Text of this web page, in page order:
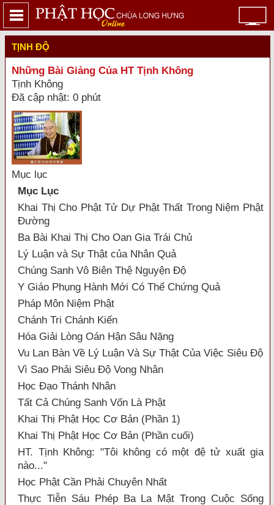
TỊNH ĐỘ
Những Bài Giảng Của HT Tịnh Không
Tịnh Không
Đã cập nhật: 0 phút
Mục lục
Mục Lục
Khai Thị Cho Phật Tử Dự Phật Thất Trong Niệm Phật
Ðường
Ba Bài Khai Thị Cho Oan Gia Trái Chủ
Lý Luận và Sự Thật của Nhân Quả
Chúng Sanh Vô Biên Thệ Nguyện Độ
Y Giáo Phụng Hành Mới Có Thể Chứng Quả
Pháp Môn Niệm Phật
Chánh Tri Chánh Kiến
Hóa Giải Lòng Oán Hận Sâu Nặng
Vu Lan Bàn Về Lý Luận Và Sự Thật Của Việc Siêu Độ
Vì Sao Phải Siêu Độ Vong Nhân
Học Đạo Thánh Nhân
Tất Cả Chúng Sanh Vốn Là Phật
Khai Thị Phật Học Cơ Bản (Phần 1)
Khai Thị Phật Học Cơ Bản (Phần cuối)
HT. Tịnh Không: "Tôi không có một đệ tử xuất gia
nào..."
Học Phật Cần Phải Chuyên Nhất
Thực Tiễn Sáu Phép Ba La Mật Trong Cuộc Sống